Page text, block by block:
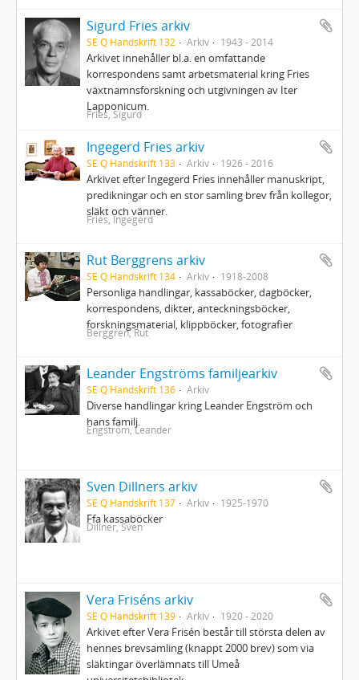
Sigurd Fries arkiv
SE Q Handskrift 132 Arkiv 1943 - 2014
Arkivet innehåller bl.a. en omfattande
korrespondens samt arbetsmaterial kring Fries
växtnamnsforskning och utgivningen av Iter
Lapponicum.
Fries, Sigurd
Ingegerd Fries arkiv
SE Q Handskrift 133 Arkiv 1926 - 2016
Arkivet efter Ingegerd Fries innehåller manuskript,
predikningar och en stor samling brev från kollegor,
släkt och vänner.
Fries, Ingegerd
Rut Berggrens arkiv
SE Q Handskrift 134 Arkiv 1918-2008
Personliga handlingar, kassaböcker, dagböcker,
korrespondens, dikter, anteckningsböcker,
forskningsmaterial, klippböcker, fotografier
Berggren, Rut
Leander Engströms familjearkiv
SE Q Handskrift 136 Arkiv
Diverse handlingar kring Leander Engström och
hans familj.
Engström, Leander
Sven Dillners arkiv
SE Q Handskrift 137 Arkiv 1925-1970
Ffa kassaböcker
Dillner, Sven
Vera Friséns arkiv
SE Q Handskrift 139 Arkiv 1920 - 2020
Arkivet efter Vera Frisén består till största delen av
hennes brevsamling (knappt 2000 brev) som via
släktingar överlämnats till Umeå